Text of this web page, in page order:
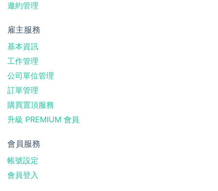
邀約管理
雇主服務
基本資訊
工作管理
公司單位管理
訂單管理
購買置頂服務
升級 PREMIUM 會員
會員服務
帳號設定
會員登入